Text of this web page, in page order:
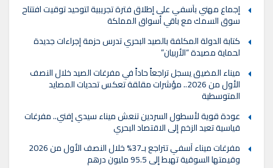
إجماع مهني بآسفي على إطلاق فترة تجريبية لتوحيد توقيت افتتاح
سوق السمك مع باقي أسواق المملكة
كتابة الدولة المكلفة بالصيد البحري تدرس حزمة إجراءات جديدة
لحماية مصيدة “الأربيان”
ميناء المضيق يسجل تراجعاً حاداً في مفرغات الصيد خلال النصف
الأول من 2026.. مؤشرات مقلقة تعكس تحديات المصايد
المتوسطية
عودة قوية لأسطول السردين تنعش ميناء سيدي إفني.. مفرغات
قياسية تعيد الزخم إلى الاقتصاد البحري
مفرغات ميناء آسفي تتراجع بـ37% خلال النصف الأول من 2026
وقيمتها السوقية تهبط إلى 95.5 مليون درهم